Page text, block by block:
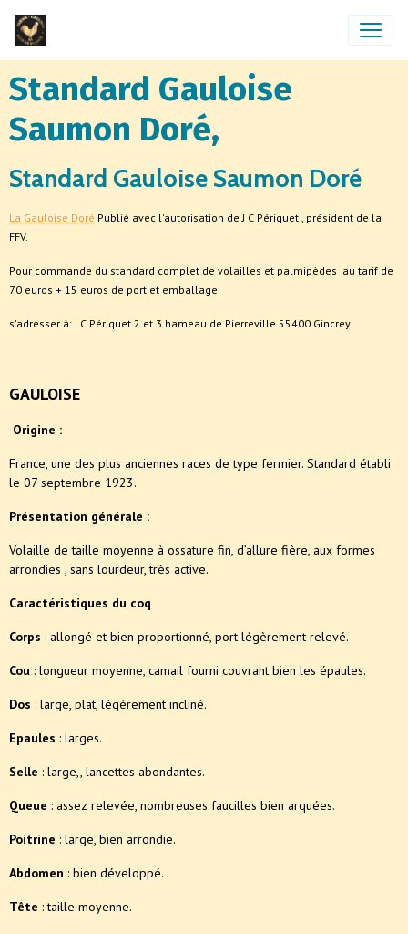
Standard Gauloise
Saumon Doré,
Standard Gauloise Saumon Doré
La Gauloise Doré Publié avec l'autorisation de J C Périquet , président de la
FFV.
Pour commande du standard complet de volailles et palmipèdes au tarif de
70 euros + 15 euros de port et emballage
s'adresser à: J C Périquet 2 et 3 hameau de Pierreville 55400 Gincrey
GAULOISE
Origine :
France, une des plus anciennes races de type fermier. Standard établi
le 07 septembre 1923.
Présentation générale :
Volaille de taille moyenne à ossature fin, d’allure fière, aux formes
arrondies , sans lourdeur, très active.
Caractéristiques du coq
Corps : allongé et bien proportionné, port légèrement relevé.
Cou : longueur moyenne, camail fourni couvrant bien les épaules.
Dos : large, plat, légèrement incliné.
Epaules : larges.
Selle : large,, lancettes abondantes.
Queue : assez relevée, nombreuses faucilles bien arquées.
Poitrine : large, bien arrondie.
Abdomen : bien développé.
Tête : taille moyenne.